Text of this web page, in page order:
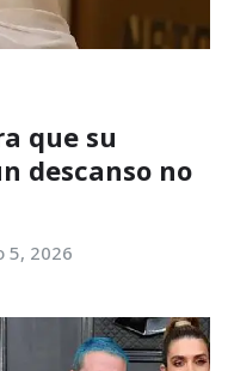
que su
descanso no
5, 2026